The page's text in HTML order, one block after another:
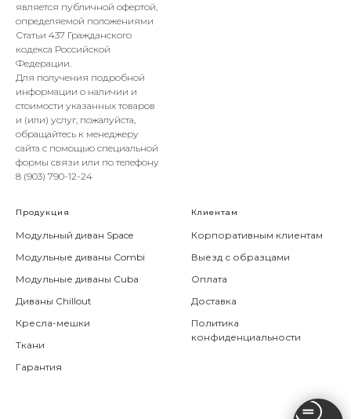
является публичной офертой,
определяемой положениями
Статьи 437 Гражданского
кодекса Российской
Федерации.
Для получения подробной
информации о наличии и
стоимости указанных товаров
и (или) услуг, пожалуйста,
обращайтесь к менеджеру
сайта с помощью специальной
формы связи или по телефону
8 (903) 790-12-24
Продукция
Модульный диван Space
Модульные диваны Combi
Модульные диваны Cuba
Диваны Chillout
Кресла-мешки
Ткани
Гарантия
Клиентам
Корпоративным клиентам
Выезд с образцами
Оплата
Доставка
Политика
конфиденциальности